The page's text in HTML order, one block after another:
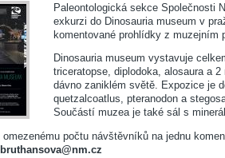
Paleontologická sekce Společnosti
exkurzi do Dinosauria museum v
komentované prohlídky z muzejním
Dinosauria museum vystavuje
triceratopse, diplodoka, alosaura a
dávno zaniklém světě. Expozice je
quetzalcoatlus, pteranodon a
Součástí muzea je také sál s
počtu návštěvníků na jednu